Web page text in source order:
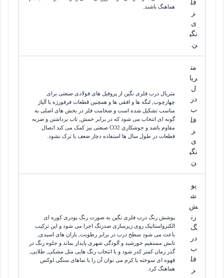
فل
ز
ی
نگی
ن.
هماهنگ باشند.
مت
ریا
ل
در
ب
فل
ز
ی
نگی
ن
متریال درب فلزی نگین از پروفیل های فولادی صنعتی برای
چهارچوب, لنگه ها و افقی ها و همچنین قطعات فرفورژه با آلیاژ
مناسب تشکیل شده است و ضخامت فلز در بخش های اصلی به
گونه ای انتخاب می شود که در برابر خمش, تاب برداشتن و ضربه
مقاوم باشد و جوشکاری CO2 صنعتی نیز کمک می کند اتصال
قطعات در طول سال ها استفاده دچار ضعف یا ترک نشود.
پو
ش
ش
رن
گ
در
ب
فل
ز
پوشش رنگ درب فلزی نگین به صورت رنگ پودری کوره ای
الکترواستاتیک روی زیرسازی ضدزنگ اجرا می شود و این ترکیب
باعث می شود سطح درب در برابر رطوبت, باران های اسیدی,
تابش مستقیم خورشید و آلودگی شهری پایدار بماند و جلوه رنگ در
گذر زمان کمتر کدر شود و با انتخاب رنگ هایی مثل مشکی, طلایی,
قهوه ای سوخته یا کرم می توان آن را با نماهای سنگی لوکس
هماهنگ کرد.